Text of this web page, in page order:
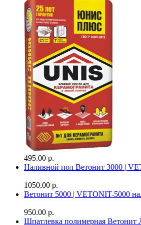
495.00 р.
Наливной пол Ветонит 3000 |
1050.00 р.
Ветонит 5000 | VETONIT-5000
950.00 р.
Шпатлевка полимерная